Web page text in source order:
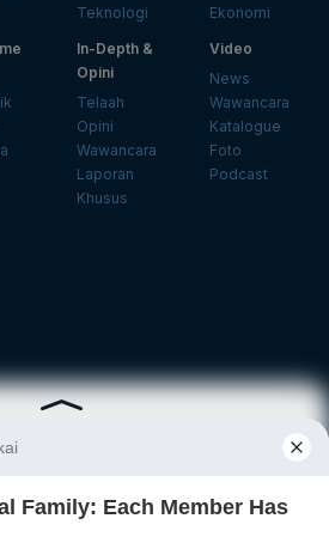
Teknologi
Ekonomi
In-Depth &
Opini
Telaah
Opini
Wawancara
Laporan
Khusus
Video
News
Wawancara
Katalogue
Foto
Podcast
Daftar